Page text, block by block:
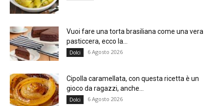
Vuoi fare una torta brasiliana come una vera
pasticcera, ecco la...
Dolci 6 Agosto 2026
Cipolla caramellata, con questa ricetta è un
gioco da ragazzi, anche...
Dolci 6 Agosto 2026